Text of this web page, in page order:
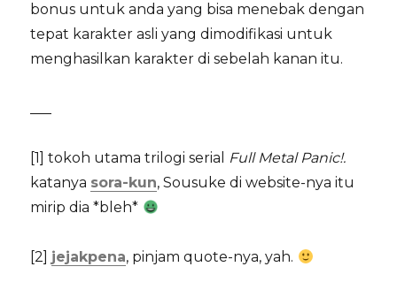
bonus untuk anda yang bisa menebak dengan
tepat karakter asli yang dimodifikasi untuk
menghasilkan karakter di sebelah kanan itu.
[1] tokoh utama trilogi serial Full Metal Panic!.
katanya sora-kun, Sousuke di website-nya itu
mirip dia *bleh*
[2] jejakpena, pinjam quote-nya, yah.